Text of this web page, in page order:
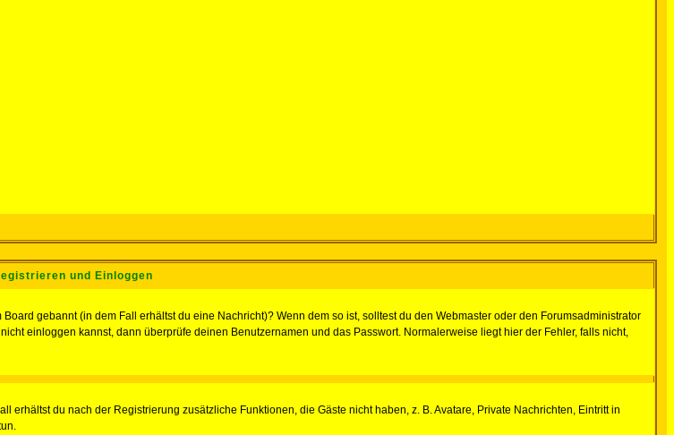
und Einloggen
gebannt (in dem Fall erhältst du eine Nachricht)? Wenn dem so ist, solltest du den Webmaster oder den Forumsadministrator
einloggen kannst, dann überprüfe deinen Benutzernamen und das Passwort. Normalerweise liegt hier der Fehler, falls nicht,
erhältst du nach der Registrierung zusätzliche Funktionen, die Gäste nicht haben, z. B. Avatare, Private Nachrichten, Eintritt in